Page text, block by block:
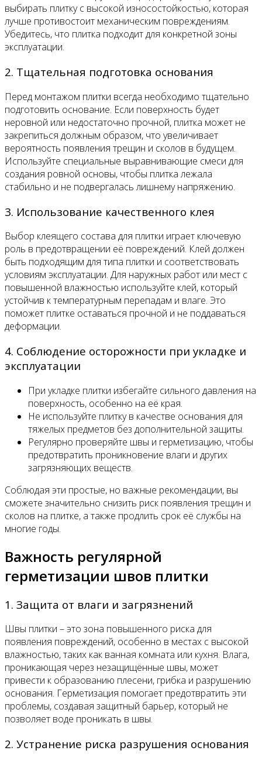
выбирать плитку с высокой износостойкостью, которая
лучше противостоит механическим повреждениям.
Убедитесь, что плитка подходит для конкретной зоны
эксплуатации.
2. Тщательная подготовка основания
Перед монтажом плитки всегда необходимо тщательно
подготовить основание. Если поверхность будет
неровной или недостаточно прочной, плитка может не
закрепиться должным образом, что увеличивает
вероятность появления трещин и сколов в будущем.
Используйте специальные выравнивающие смеси для
создания ровной основы, чтобы плитка лежала
стабильно и не подвергалась лишнему напряжению.
3. Использование качественного клея
Выбор клеящего состава для плитки играет ключевую
роль в предотвращении её повреждений. Клей должен
быть подходящим для типа плитки и соответствовать
условиям эксплуатации. Для наружных работ или мест с
повышенной влажностью используйте клей, который
устойчив к температурным перепадам и влаге. Это
поможет плитке оставаться прочной и не поддаваться
деформации.
4. Соблюдение осторожности при укладке и
эксплуатации
При укладке плитки избегайте сильного давления на
поверхность, особенно на её края.
Не используйте плитку в качестве основания для
тяжелых предметов без дополнительной защиты.
Регулярно проверяйте швы и герметизацию, чтобы
предотвратить проникновение влаги и других
загрязняющих веществ.
Соблюдая эти простые, но важные рекомендации, вы
сможете значительно снизить риск появления трещин и
сколов на плитке, а также продлить срок её службы на
многие годы.
Важность регулярной
герметизации швов плитки
1. Защита от влаги и загрязнений
Швы плитки – это зона повышенного риска для
появления повреждений, особенно в местах с высокой
влажностью, таких как ванная комната или кухня. Влага,
проникающая через незащищённые швы, может
привести к образованию плесени, грибка и разрушению
основания. Герметизация помогает предотвратить эти
проблемы, создавая защитный барьер, который не
позволяет воде проникать в швы.
2. Устранение риска разрушения основания